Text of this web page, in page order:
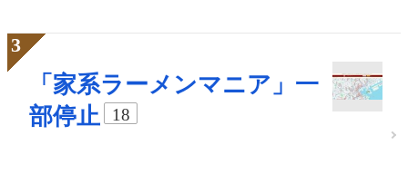
「家系ラーメンマニア」一
部停止
18